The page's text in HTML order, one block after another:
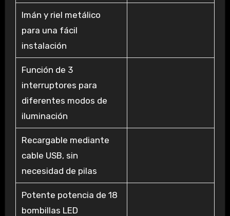
Imán y riel metálico
para una fácil
instalación
Función de 3
interruptores para
diferentes modos de
iluminación
Recargable mediante
cable USB, sin
necesidad de pilas
Potente potencia de 18
bombillas LED